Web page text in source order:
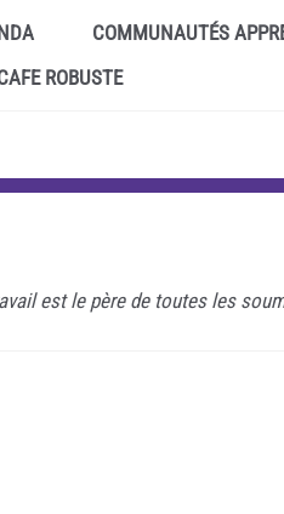
COMMUNAUTÉS
ROBUSTE
est le père de toutes les